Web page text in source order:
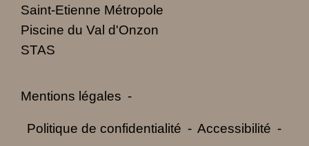
Saint-Etienne Métropole
Piscine du Val d'Onzon
STAS
Mentions légales -
Politique de confidentialité - Accessibilité -